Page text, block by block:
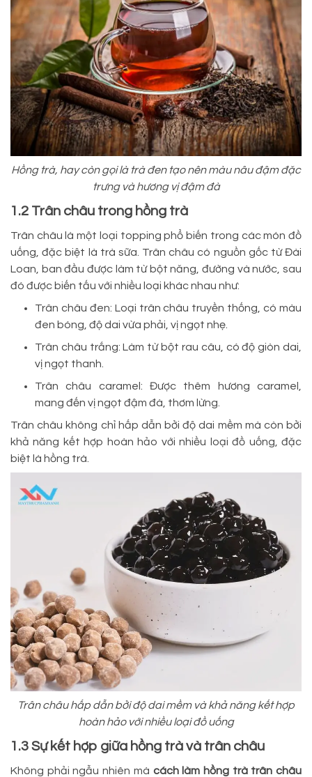
Hồng trà, hay còn gọi là trà đen tạo nên màu nâu đậm đặc
trưng và hương vị đậm đà
1.2 Trân châu trong hồng trà
Trân châu là một loại topping phổ biến trong các món đồ
uống, đặc biệt là trà sữa. Trân châu có nguồn gốc từ Đài
Loan, ban đầu được làm từ bột năng, đường và nước, sau
đó được biến tấu với nhiều loại khác nhau như:
Trân châu đen: Loại trân châu truyền thống, có màu
đen bóng, độ dai vừa phải, vị ngọt nhẹ.
Trân châu trắng: Làm từ bột rau câu, có độ giòn dai,
vị ngọt thanh.
Trân châu caramel: Được thêm hương caramel,
mang đến vị ngọt đậm đà, thơm lừng.
Trân châu không chỉ hấp dẫn bởi độ dai mềm mà còn bởi
khả năng kết hợp hoàn hảo với nhiều loại đồ uống, đặc
biệt là hồng trà.
Trân châu hấp dẫn bởi độ dai mềm và khả năng kết hợp
hoàn hảo với nhiều loại đồ uống
1.3 Sự kết hợp giữa hồng trà và trân châu
Không phải ngẫu nhiên mà cách làm hồng trà trân châu